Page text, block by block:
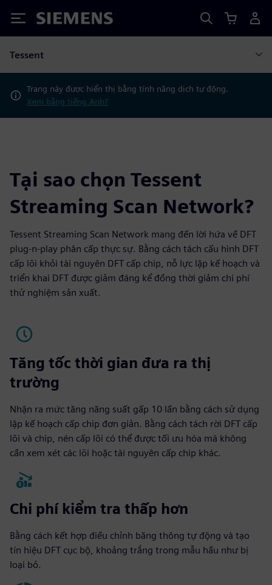
Siemens
Tessent
Trang này được hiển thị bằng tính năng dịch tự động.
Xem bằng tiếng Anh?
Tại sao chọn Tessent
Streaming Scan Network?
Tessent Streaming Scan Network mang đến lời hứa về DFT
plug-n-play phân cấp thực sự. Bằng cách tách cấu hình DFT
cấp lõi khỏi tài nguyên DFT cấp chip, nỗ lực lập kế hoạch và
triển khai DFT được giảm đáng kể đồng thời giảm chi phí
thử nghiệm sản xuất.
Tăng tốc thời gian đưa ra thị
trường
Nhận ra mức tăng năng suất gấp 10 lần bằng cách sử dụng
lập kế hoạch cấp chip đơn giản. Bằng cách tách rời DFT cấp
lõi và chip, nén cấp lõi có thể được tối ưu hóa mà không
cần xem xét các lõi hoặc tài nguyên cấp chip khác.
Chi phí kiểm tra thấp hơn
Bằng cách kết hợp điều chỉnh băng thông tự động và tạo
tín hiệu DFT cục bộ, khoảng trắng trong mẫu hầu như bị
loại bỏ.